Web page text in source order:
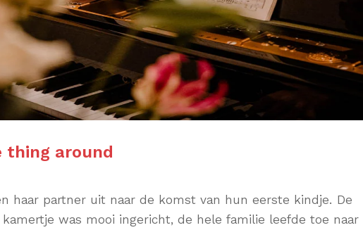
thing around
haar partner uit naar de komst van hun eerste kindje. De
was mooi ingericht, de hele familie leefde toe naar